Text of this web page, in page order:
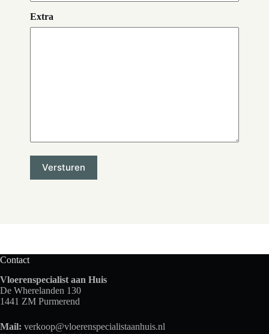
Extra
Contact
Vloerenspecialist aan Huis
De Wherelanden 130
1441 ZM Purmerend
Mail: verkoop@vloerenspecialistaanhuis.nl